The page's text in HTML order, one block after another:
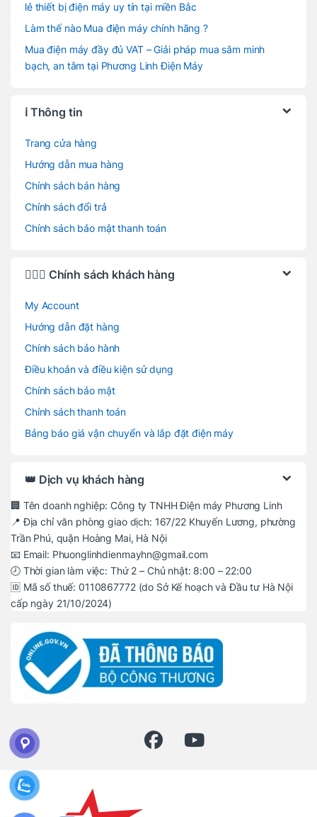
lẻ thiết bị điện máy uy tín tại miền Bắc
Làm thế nào Mua điện máy chính hãng ?
Mua điện máy đầy đủ VAT – Giải pháp mua sắm minh
bạch, an tâm tại Phương Linh Điện Máy
ℹ️ Thông tin
Trang cửa hàng
Hướng dẫn mua hàng
Chính sách bán hàng
Chính sách đổi trả
Chính sách bảo mật thanh toán
🙋🏻‍♂️ Chính sách khách hàng
My Account
Hướng dẫn đặt hàng
Chính sách bảo hành
Điều khoản và điều kiện sử dụng
Chính sách bảo mật
Chính sách thanh toán
Bảng báo giá vận chuyển và lắp đặt điện máy
👑 Dịch vụ khách hàng
🏢 Tên doanh nghiệp: Công ty TNHH Điện máy Phương Linh
📍 Địa chỉ văn phòng giao dịch: 167/22 Khuyến Lương, phường
Trần Phú, quận Hoàng Mai, Hà Nội
📧 Email: Phuonglinhdienmayhn@gmail.com
🕗 Thời gian làm việc: Thứ 2 – Chủ nhật: 8:00 – 22:00
🆔 Mã số thuế: 0110867772 (do Sở Kế hoạch và Đầu tư Hà Nội
cấp ngày 21/10/2024)